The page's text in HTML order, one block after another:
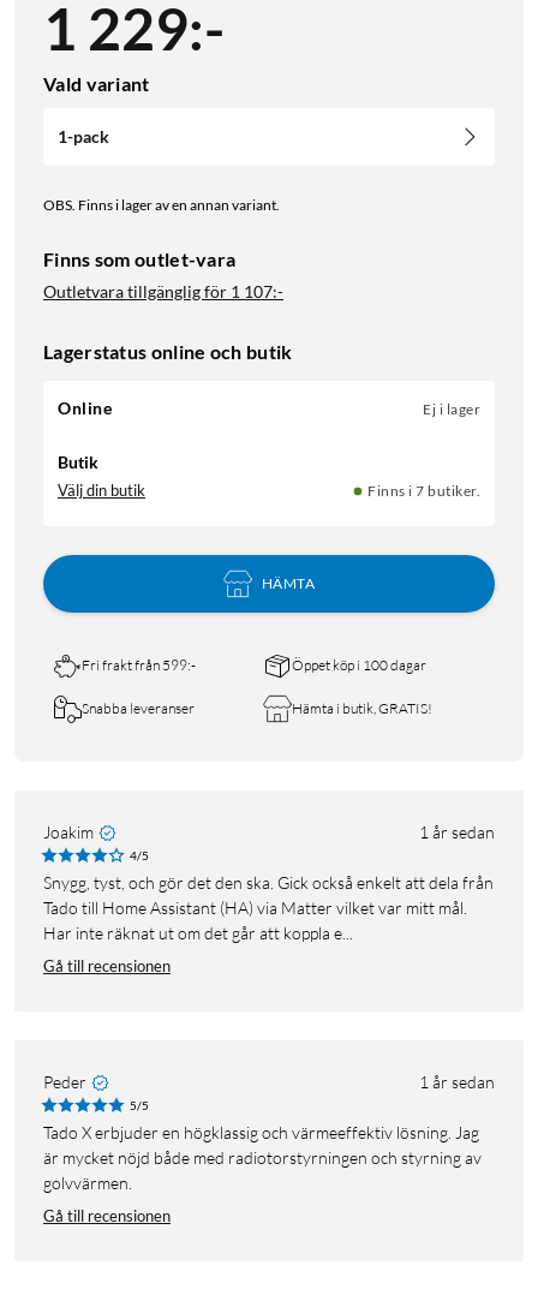
1 229:-
Vald variant
1-pack
OBS. Finns i lager av en annan variant.
Finns som outlet-vara
Outletvara tillgänglig för 1 107:-
Lagerstatus online och butik
Online Ej i lager
Butik
Välj din butik Finns i 7 butiker.
HÄMTA
Fri frakt från 599:- Öppet köp i 100 dagar
Snabba leveranser Hämta i butik, GRATIS!
Joakim 1 år sedan
4/5
Snygg, tyst, och gör det den ska. Gick också enkelt att dela från
Tado till Home Assistant (HA) via Matter vilket var mitt mål.
Har inte räknat ut om det går att koppla e...
Gå till recensionen
Peder 1 år sedan
5/5
Tado X erbjuder en högklassig och värmeeffektiv lösning. Jag
är mycket nöjd både med radiotorstyrningen och styrning av
golvvärmen.
Gå till recensionen